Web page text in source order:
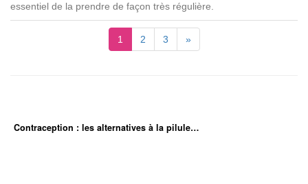
essentiel de la prendre de façon très régulière.
1 2 3 »
Contraception : les alternatives à la pilule…